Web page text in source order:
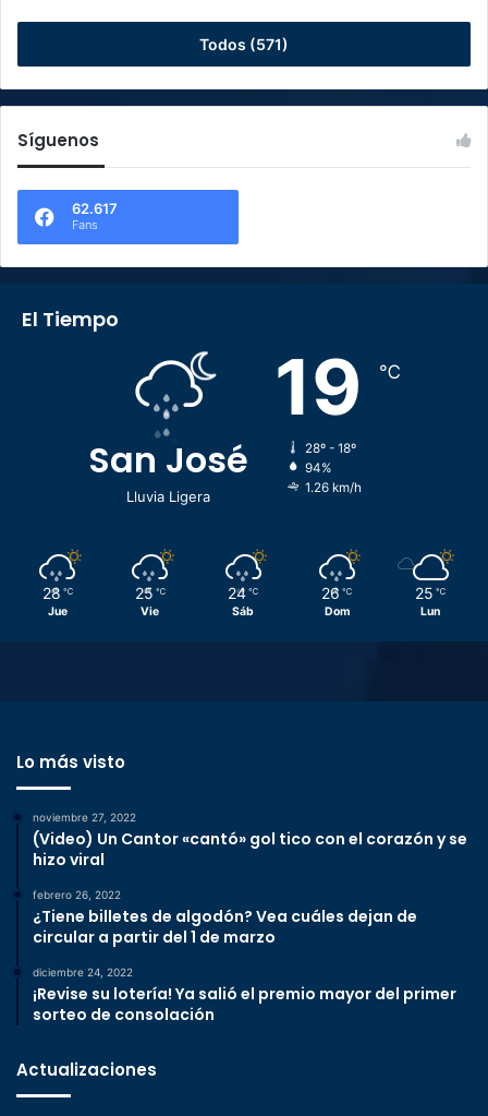
Todos (571)
Síguenos
62.617
Fans
El Tiempo
San José
Lluvia Ligera
19 ℃
28º - 18º
94%
1.26 km/h
28 ℃
Jue
25 ℃
Vie
24 ℃
Sáb
26 ℃
Dom
25 ℃
Lun
Lo más visto
noviembre 27, 2022
(Video) Un Cantor «cantó» gol tico con el corazón y se
hizo viral
febrero 26, 2022
¿Tiene billetes de algodón? Vea cuáles dejan de
circular a partir del 1 de marzo
diciembre 24, 2022
¡Revise su lotería! Ya salió el premio mayor del primer
sorteo de consolación
Actualizaciones